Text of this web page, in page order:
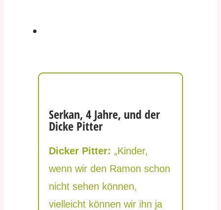
Serkan, 4 Jahre, und der
Dicke Pitter
Dicker Pitter: „Kinder,
wenn wir den Ramon schon
nicht sehen können,
vielleicht können wir ihn ja